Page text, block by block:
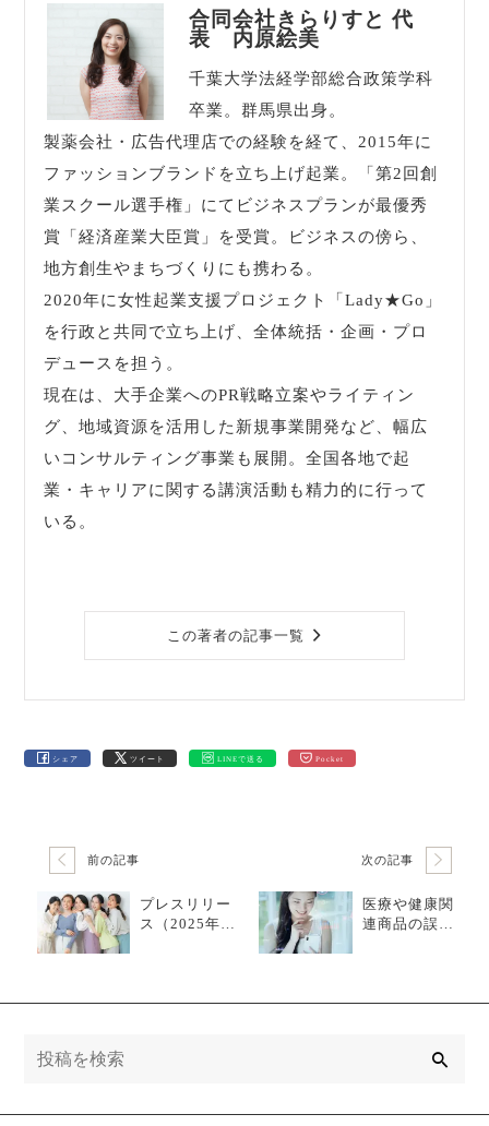
合同会社きらりすと 代
表 内原絵美
千葉大学法経学部総合政策学科
卒業。群馬県出身。
製薬会社・広告代理店での経験を経て、2015年に
ファッションブランドを立ち上げ起業。「第2回創
業スクール選手権」にてビジネスプランが最優秀
賞「経済産業大臣賞」を受賞。ビジネスの傍ら、
地方創生やまちづくりにも携わる。
2020年に女性起業支援プロジェクト「Lady★Go」
を行政と共同で立ち上げ、全体統括・企画・プロ
デュースを担う。
現在は、大手企業へのPR戦略立案やライティン
グ、地域資源を活用した新規事業開発など、幅広
いコンサルティング事業も展開。全国各地で起
業・キャリアに関する講演活動も精力的に行って
いる。
この著者の記事一覧
シェア ツイート LINEで送る Pocket
前の記事
プレスリリー
ス（2025年2
績ある支援プ
次の記事
医療や健康関
連商品の誤情
スリテラシー